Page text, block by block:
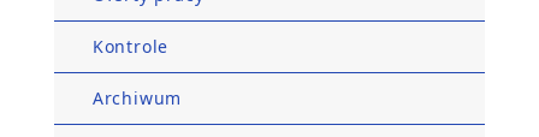
Kontrole
Archiwum